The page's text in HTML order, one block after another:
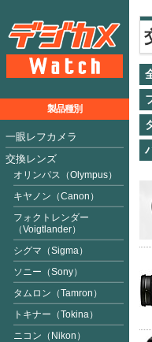
製品種別
一眼レフカメラ
交換レンズ
オリンパス（Olympus）
キヤノン（Canon）
フォクトレンダー
（Voigtlander）
シグマ（Sigma）
ソニー（Sony）
タムロン（Tamron）
トキナー（Tokina）
ニコン（Nikon）